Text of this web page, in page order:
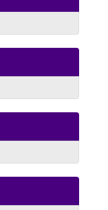
MUSEUM입니
토·일·공휴일
에는 20:00까
다. ‘귀엽
체험 이번
, 신기하게 감
핑구의 깊은 매